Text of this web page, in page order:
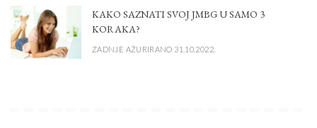
KAKO SAZNATI SVOJ JMBG U SAMO 3
KORAKA?
ZADNJE AŽURIRANO 31.10.2022.